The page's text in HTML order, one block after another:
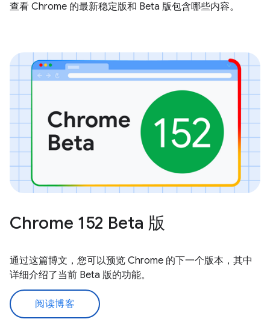
查看 Chrome 的最新稳定版和 Beta 版包含哪些内容。
Chrome 152 Beta 版
通过这篇博文，您可以预览 Chrome 的下一个版本，其中
详细介绍了当前 Beta 版的功能。
阅读博客